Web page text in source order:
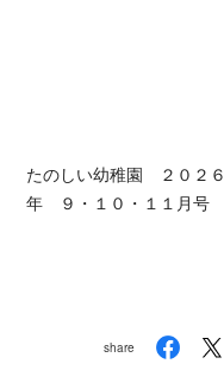
たのしい幼稚園 ２０２６
年 ９・１０・１１月号
share